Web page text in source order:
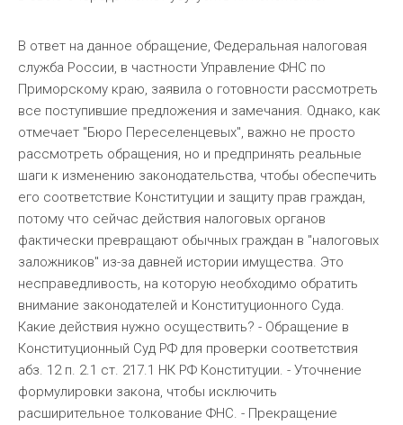
В ответ на данное обращение, Федеральная налоговая
служба России, в частности Управление ФНС по
Приморскому краю, заявила о готовности рассмотреть
все поступившие предложения и замечания. Однако, как
отмечает "Бюро Переселенцевых", важно не просто
рассмотреть обращения, но и предпринять реальные
шаги к изменению законодательства, чтобы обеспечить
его соответствие Конституции и защиту прав граждан,
потому что сейчас действия налоговых органов
фактически превращают обычных граждан в "налоговых
заложников" из-за давней истории имущества. Это
несправедливость, на которую необходимо обратить
внимание законодателей и Конституционного Суда.
Какие действия нужно осуществить? - Обращение в
Конституционный Суд РФ для проверки соответствия
абз. 12 п. 2.1 ст. 217.1 НК РФ Конституции. - Уточнение
формулировки закона, чтобы исключить
расширительное толкование ФНС. - Прекращение